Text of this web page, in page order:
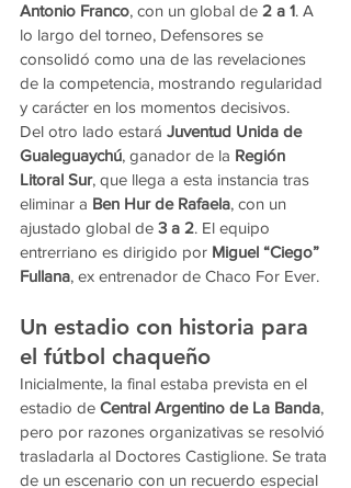
Antonio Franco, con un global de 2 a 1. A
lo largo del torneo, Defensores se
consolidó como una de las revelaciones
de la competencia, mostrando regularidad
y carácter en los momentos decisivos.
Del otro lado estará Juventud Unida de
Gualeguaychú, ganador de la Región
Litoral Sur, que llega a esta instancia tras
eliminar a Ben Hur de Rafaela, con un
ajustado global de 3 a 2. El equipo
entrerriano es dirigido por Miguel “Ciego”
Fullana, ex entrenador de Chaco For Ever.
Un estadio con historia para
el fútbol chaqueño
Inicialmente, la final estaba prevista en el
estadio de Central Argentino de La Banda,
pero por razones organizativas se resolvió
trasladarla al Doctores Castiglione. Se trata
de un escenario con un recuerdo especial